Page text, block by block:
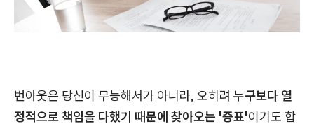
번아웃은 당신이 무능해서가 아니라, 오히려누구보다 열
정적으로 책임을 다했기 때문에 찾아오는 '증표'이기도 합